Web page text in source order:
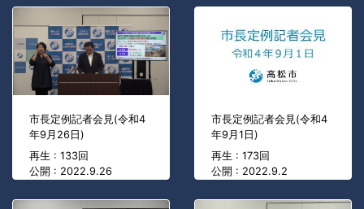
市長定例記者会見(令和4
年9月26日)
再生 : 133回
公開 : 2022.9.26
市長定例記者会見(令和4
年9月1日)
再生 : 173回
公開 : 2022.9.2